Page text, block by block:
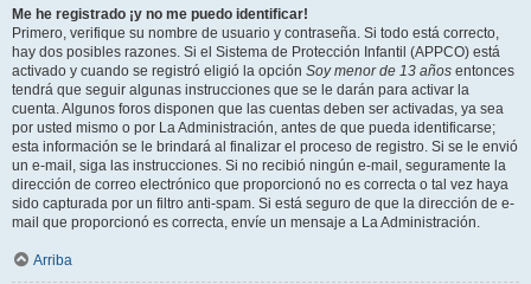
Me he registrado ¡y no me puedo identificar!
Primero, verifique su nombre de usuario y contraseña. Si todo está correcto,
hay dos posibles razones. Si el Sistema de Protección Infantil (APPCO) está
activado y cuando se registró eligió la opción Soy menor de 13 años entonces
tendrá que seguir algunas instrucciones que se le darán para activar la
cuenta. Algunos foros disponen que las cuentas deben ser activadas, ya sea
por usted mismo o por La Administración, antes de que pueda identificarse;
esta información se le brindará al finalizar el proceso de registro. Si se le envió
un e-mail, siga las instrucciones. Si no recibió ningún e-mail, seguramente la
dirección de correo electrónico que proporcionó no es correcta o tal vez haya
sido capturada por un filtro anti-spam. Si está seguro de que la dirección de e-
mail que proporcionó es correcta, envíe un mensaje a La Administración.
Arriba